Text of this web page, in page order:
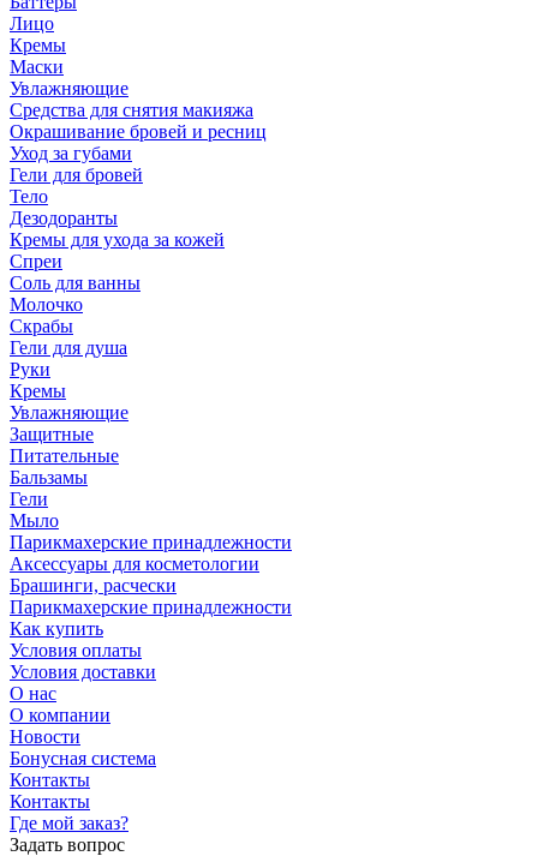
Лицо
Кремы
Маски
Увлажняющие
Средства для снятия макияжа
Окрашивание бровей и ресниц
Уход за губами
Гели для бровей
Тело
Дезодоранты
Кремы для ухода за кожей
Спреи
Соль для ванны
Молочко
Скрабы
Гели для душа
Руки
Кремы
Увлажняющие
Защитные
Питательные
Бальзамы
Гели
Мыло
Парикмахерские принадлежности
Аксессуары для косметологии
Брашинги, расчески
Парикмахерские принадлежности
Как купить
Условия оплаты
Условия доставки
О нас
О компании
Новости
Бонусная система
Контакты
Контакты
Где мой заказ?
Задать вопрос